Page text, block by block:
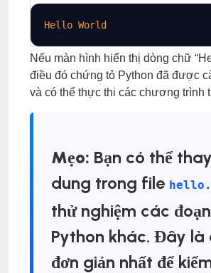
Hello World
Nếu màn hình hiển thị dòng chữ
điều đó chứng tỏ Python đã được
và có thể thực thi các chương trình
Mẹo: Bạn có thể
dung trong file
thử nghiệm các
Python khác. Đây là
đơn giản nhất để